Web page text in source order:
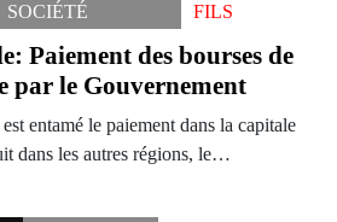
SOCIÉTÉ
FILS
Paiement des bourses de
par le Gouvernement
entamé le paiement dans la capitale
dans les autres régions, le…